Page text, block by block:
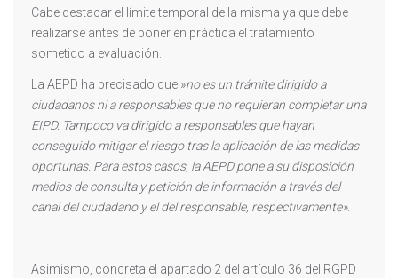
Cabe destacar el límite temporal de la misma ya que debe
realizarse antes de poner en práctica el tratamiento
sometido a evaluación.
La AEPD ha precisado que »no es un trámite dirigido a
ciudadanos ni a responsables que no requieran completar una
EIPD. Tampoco va dirigido a responsables que hayan
conseguido mitigar el riesgo tras la aplicación de las medidas
oportunas. Para estos casos, la AEPD pone a su disposición
medios de consulta y petición de información a través del
canal del ciudadano y el del responsable, respectivamente».
Asimismo, concreta el apartado 2 del artículo 36 del RGPD